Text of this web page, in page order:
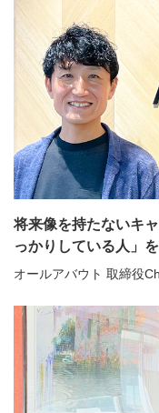
将来像を持たないキ
っかりしている人」
オールアバウト 取締役